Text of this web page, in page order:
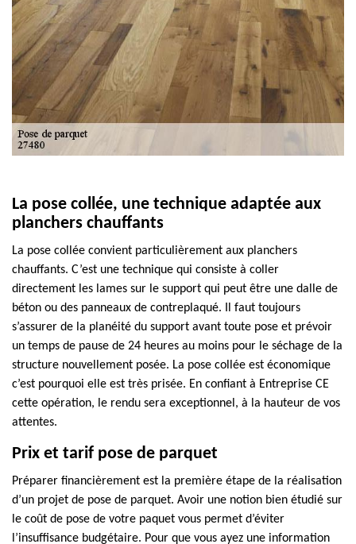
La pose collée, une technique adaptée aux
planchers chauffants
La pose collée convient particulièrement aux planchers
chauffants. C’est une technique qui consiste à coller
directement les lames sur le support qui peut être une dalle de
béton ou des panneaux de contreplaqué. Il faut toujours
s’assurer de la planéité du support avant toute pose et prévoir
un temps de pause de 24 heures au moins pour le séchage de la
structure nouvellement posée. La pose collée est économique
c’est pourquoi elle est très prisée. En confiant à Entreprise CE
cette opération, le rendu sera exceptionnel, à la hauteur de vos
attentes.
Prix et tarif pose de parquet
Préparer financièrement est la première étape de la réalisation
d’un projet de pose de parquet. Avoir une notion bien étudié sur
le coût de pose de votre paquet vous permet d’éviter
l’insuffisance budgétaire. Pour que vous ayez une information